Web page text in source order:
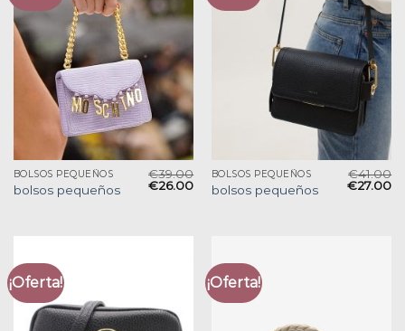
BOLSOS PEQUEÑOS
bolsos pequeños
€39.00
€26.00
BOLSOS PEQUEÑOS
bolsos pequeños
€41.00
€27.00
¡Oferta! ¡Oferta!